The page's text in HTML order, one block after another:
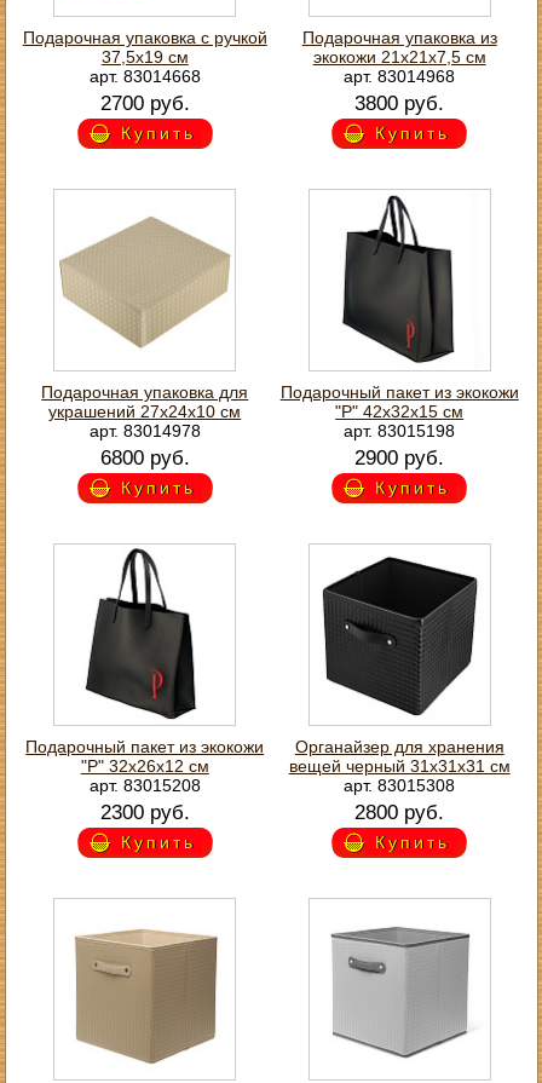
Подарочная упаковка с ручкой
37,5х19 см
арт. 83014668
2700 руб.
Купить
Подарочная упаковка из
экокожи 21х21х7,5 см
арт. 83014968
3800 руб.
Купить
Подарочная упаковка для
украшений 27х24х10 см
арт. 83014978
6800 руб.
Купить
Подарочный пакет из экокожи
"Р" 42х32х15 см
арт. 83015198
2900 руб.
Купить
Подарочный пакет из экокожи
"Р" 32х26х12 см
арт. 83015208
2300 руб.
Купить
Органайзер для хранения
вещей черный 31х31х31 см
арт. 83015308
2800 руб.
Купить